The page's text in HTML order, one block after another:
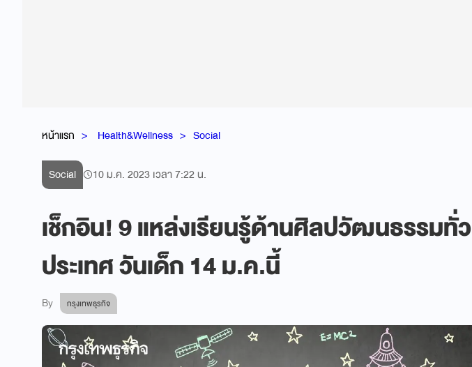
หน้าแรก Health&Wellness Social
Social 10 ม.ค. 2023 เวลา 7:22 น.
เช็กอิน! 9 แหล่งเรียนรู้ด้านศิลปวัฒนธรรมทั่ว
ประเทศ วันเด็ก 14 ม.ค.นี้
By กรุงเทพธุรกิจ